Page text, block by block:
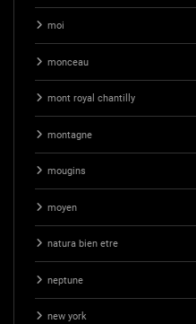
moi
monceau
mont royal chantilly
montagne
mougins
moyen
natura bien etre
neptune
new york